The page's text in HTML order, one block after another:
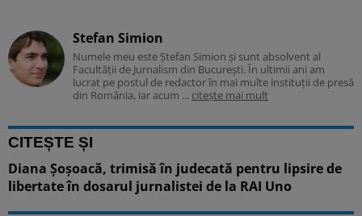
Stefan Simion
Numele meu este Ștefan Simion și sunt absolvent al
Facultății de Jurnalism din București. În ultimii ani am
lucrat pe postul de redactor în mai multe instituții de presă
din România, iar acum ... citește mai mult
CITEȘTE ȘI
Diana Șoșoacă, trimisă în judecată pentru lipsire de
libertate în dosarul jurnalistei de la RAI Uno